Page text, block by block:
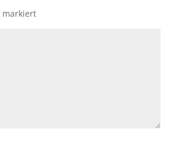
markiert